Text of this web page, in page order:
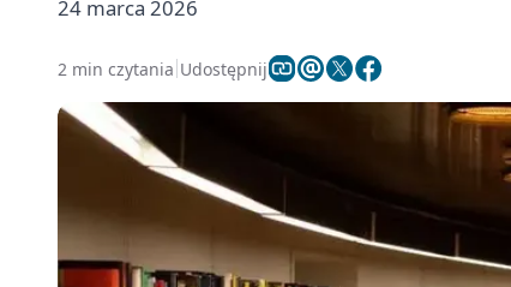
24 marca 2026
2 min czytania Udostępnij